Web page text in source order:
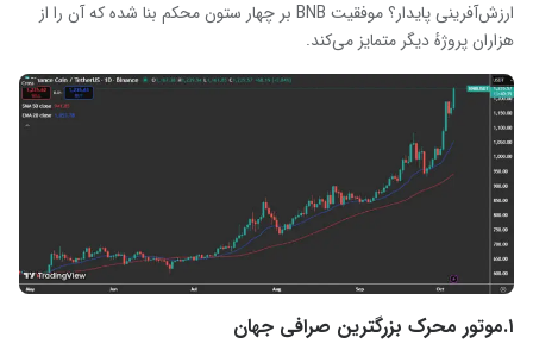
ارزش‌آفرینی پایدار؟ موفقیت BNB بر چهار ستون محکم بنا شده که آن را از
هزاران پروژهٔ دیگر متمایز می‌کند.
۱.موتور محرک بزرگترین صرافی جهان